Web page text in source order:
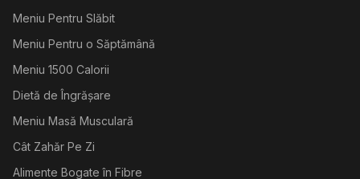
Meniu Pentru Slăbit
Meniu Pentru o Săptămână
Meniu 1500 Calorii
Dietă de Îngrășare
Meniu Masă Musculară
Cât Zahăr Pe Zi
Alimente Bogate în Fibre